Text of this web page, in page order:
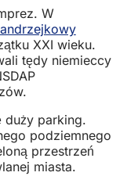
W
andrzejkowy
XXI wieku.
tędy niemieccy
duży parking.
podziemnego
przestrzeń
miasta.